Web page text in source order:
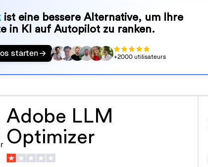
ist eine bessere Alternative, um Ihre
in KI auf Autopilot zu ranken.
starten +2000 utilisateurs
Adobe LLM
Optimizer